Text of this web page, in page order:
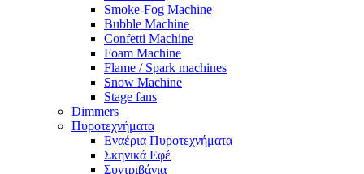
Smoke-Fog Machine
Bubble Machine
Confetti Machine
Foam Machine
Flame / Spark machines
Snow Machine
Stage fans
Dimmers
Πυροτεχνήματα
Εναέρια Πυροτεχνήματα
Σκηνικά Εφέ
Συντριβάνια